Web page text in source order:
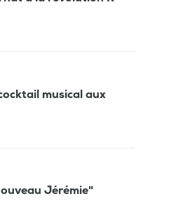
musical aux
Jérémie"